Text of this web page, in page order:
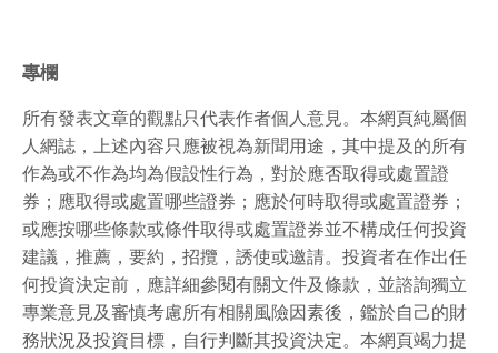
專欄
所有發表文章的觀點只代表作者個人意見。本網頁純屬個
人網誌，上述內容只應被視為新聞用途，其中提及的所有
作為或不作為均為假設性行為，對於應否取得或處置證
券；應取得或處置哪些證券；應於何時取得或處置證券；
或應按哪些條款或條件取得或處置證券並不構成任何投資
建議，推薦，要約，招攬，誘使或邀請。投資者在作出任
何投資決定前，應詳細參閱有關文件及條款，並諮詢獨立
專業意見及審慎考慮所有相關風險因素後，鑑於自己的財
務狀況及投資目標，自行判斷其投資決定。本網頁竭力提